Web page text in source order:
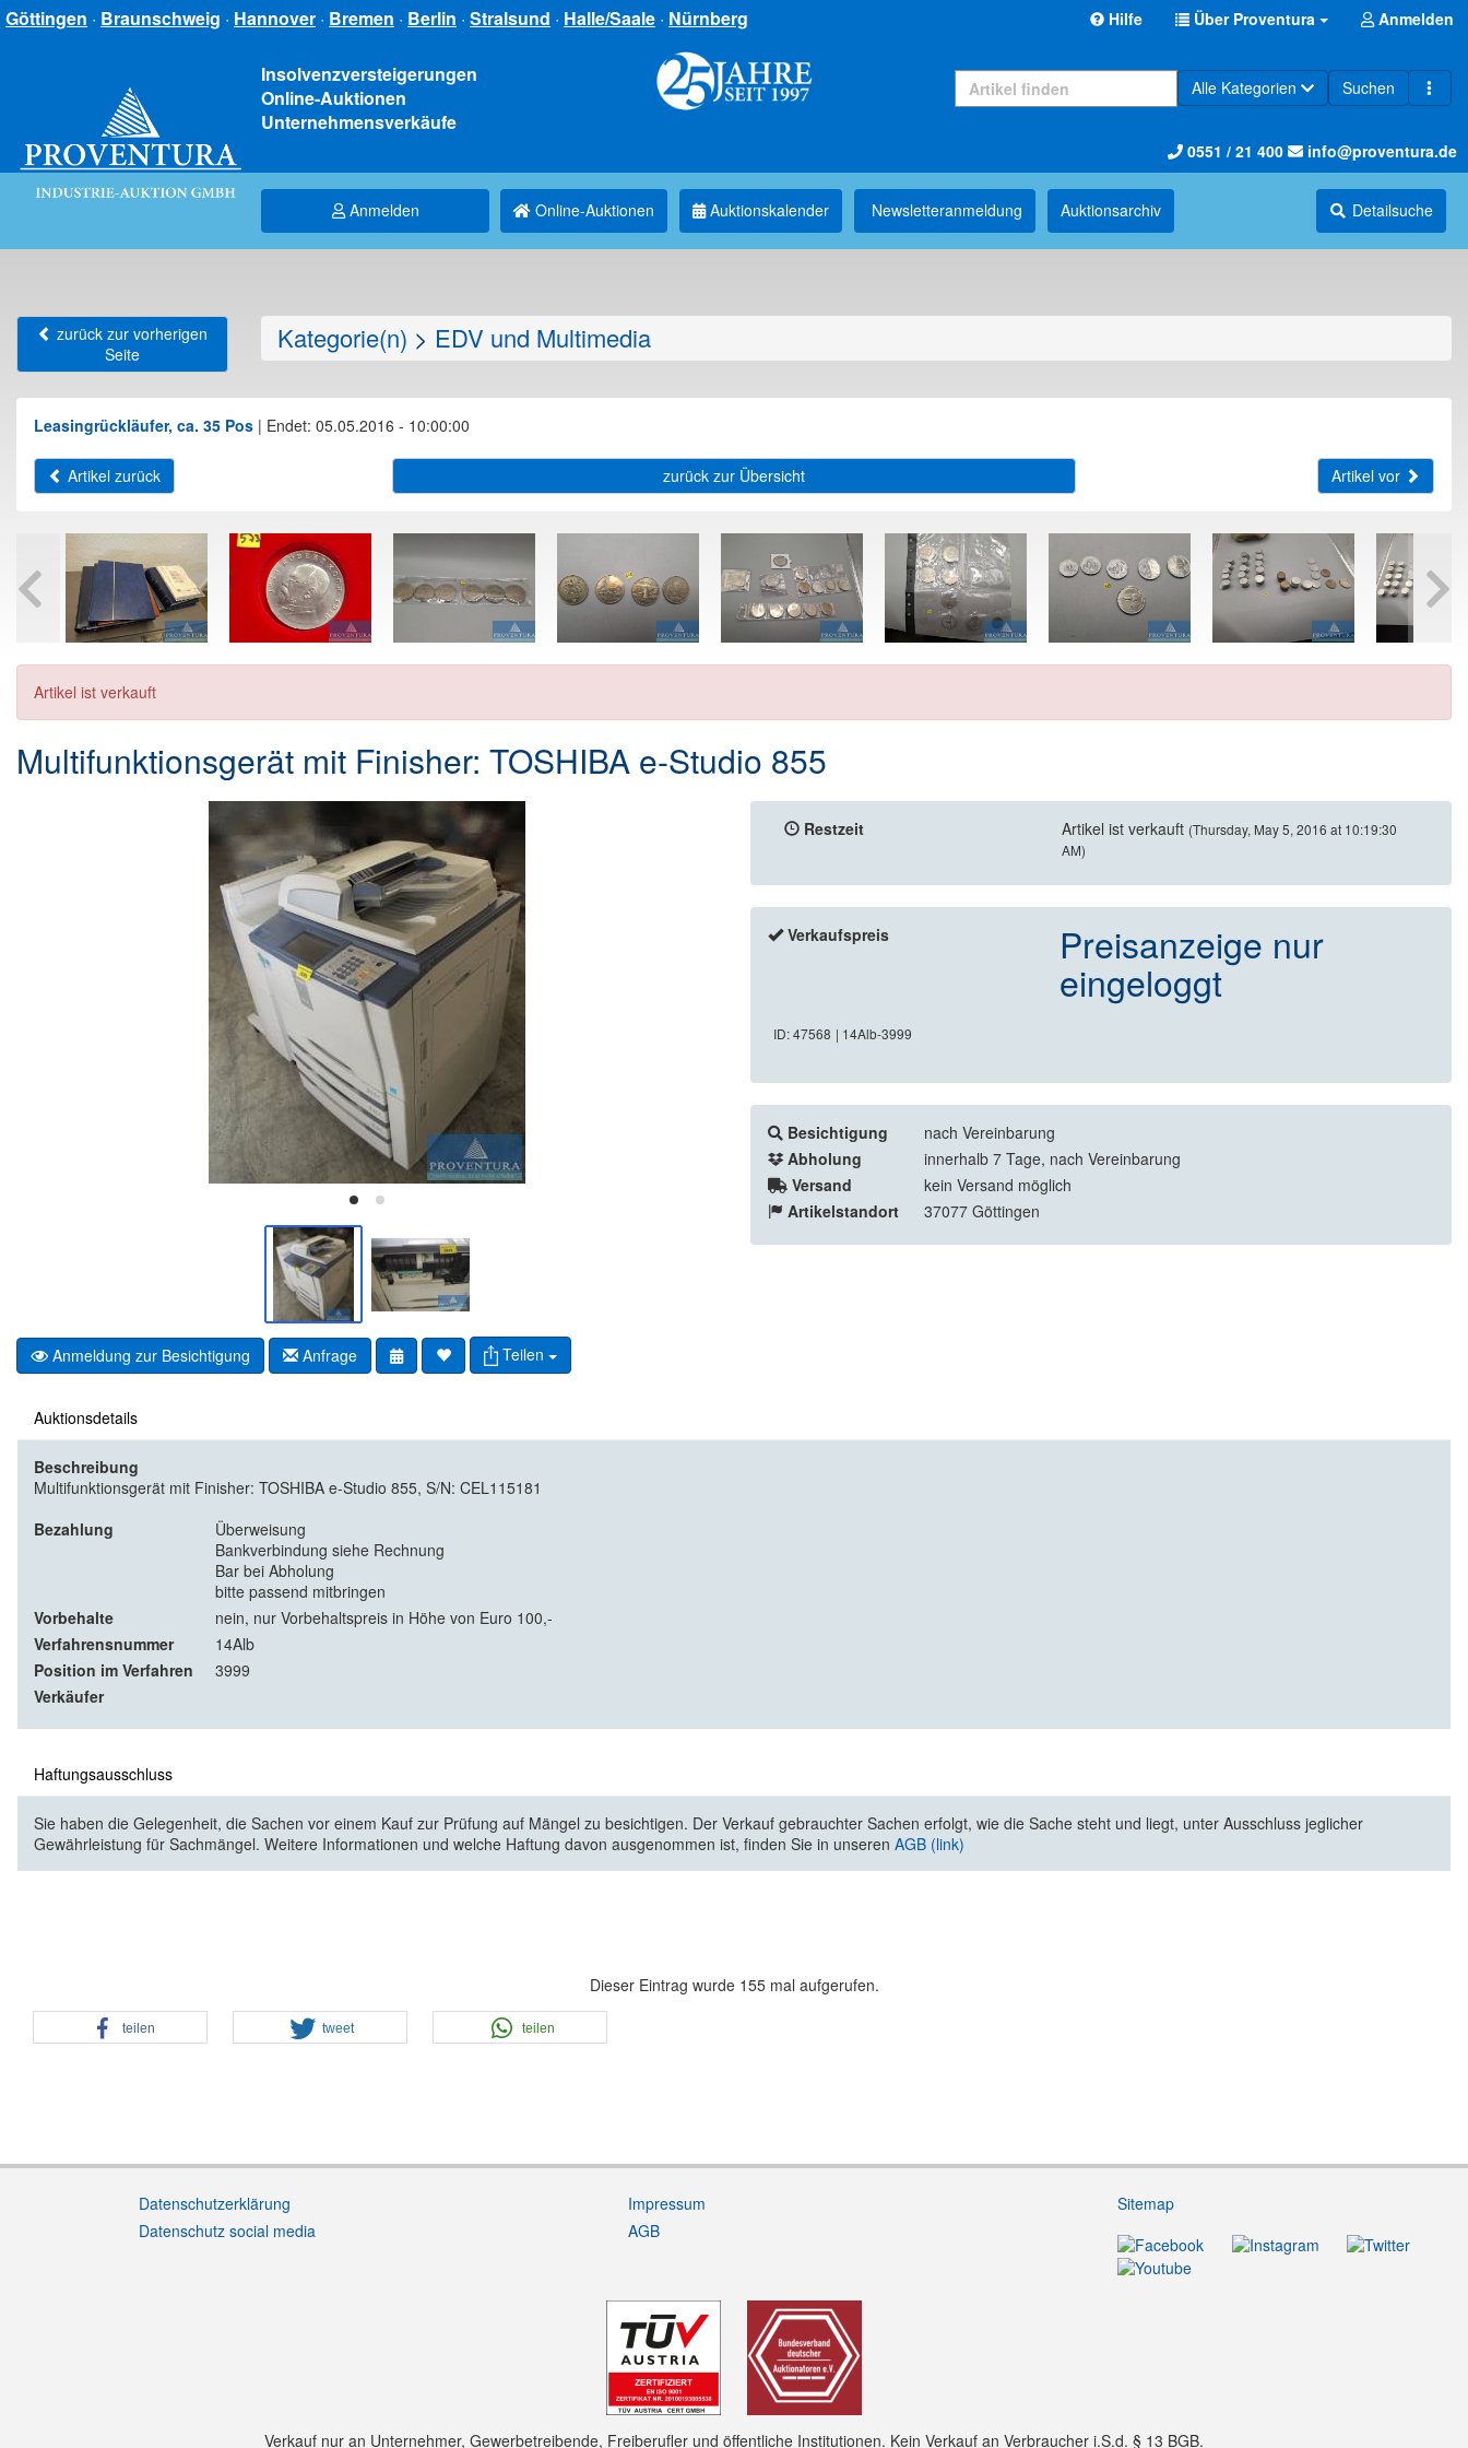
Göttingen · Braunschweig · Hannover · Bremen · Berlin · Stralsund · Halle/Saale · Nürnberg Hilfe Über Proventura Anmelden
Insolvenzversteigerungen
Online-Auktionen
Unternehmensverkäufe
Alle Kategorien Suchen
0551 / 21 400 info@proventura.de
Anmelden Online-Auktionen Auktionskalender Newsletter­anmeldung Auktions­archiv Detailsuche
zurück zur vorherigen
Seite
Kategorie(n) > EDV und Multimedia
Leasingrückläufer, ca. 35 Pos | Endet: 05.05.2016 - 10:00:00
Artikel zurück zurück zur Übersicht Artikel vor
Artikel ist verkauft
Multifunktionsgerät mit Finisher: TOSHIBA e-Studio 855
Anmeldung zur Besichtigung Anfrage Teilen
Restzeit Artikel ist verkauft (Thursday, May 5, 2016 at 10:19:30
AM)
Verkaufspreis Preisanzeige nur
eingeloggt
ID: 47568 | 14Alb-3999
Besichtigung
nach Vereinbarung
Abholung
innerhalb 7 Tage, nach Vereinbarung
Versand
kein Versand möglich
Artikelstandort
37077 Göttingen
Auktionsdetails
Beschreibung
Multifunktionsgerät mit Finisher: TOSHIBA e-Studio 855, S/N: CEL115181
Bezahlung
Überweisung
Bankverbindung siehe Rechnung
Bar bei Abholung
bitte passend mitbringen
Vorbehalte
nein, nur Vorbehaltspreis in Höhe von Euro 100,-
Verfahrensnummer
14Alb
Position im Verfahren
3999
Verkäufer
Haftungsausschluss
Sie haben die Gelegenheit, die Sachen vor einem Kauf zur Prüfung auf Mängel zu besichtigen. Der Verkauf gebrauchter Sachen erfolgt, wie die Sache steht und liegt, unter Ausschluss jeglicher
Gewährleistung für Sachmängel. Weitere Informationen und welche Haftung davon ausgenommen ist, finden Sie in unseren AGB (link)
Dieser Eintrag wurde 155 mal aufgerufen.
teilen tweet teilen
Datenschutzerklärung
Datenschutz social media
Impressum
AGB
Sitemap
Verkauf nur an Unternehmer, Gewerbetreibende, Freiberufler und öffentliche Institutionen. Kein Verkauf an Verbraucher i.S.d. § 13 BGB.